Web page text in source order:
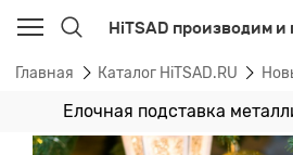
HiTSAD производим и
Главная Каталог HiTSAD.RU
Елочная подставка